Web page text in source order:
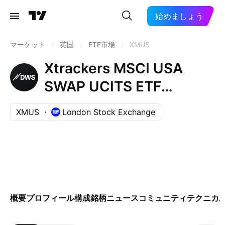
始めましょう
マーケット 英国 ETF市場 XMUS
Xtrackers MSCI USA
SWAP UCITS ETF
Capitalisation 1C
XMUS London Stock Exchange
概要プロフィール構成銘柄ニュースコミュニティテクニカ